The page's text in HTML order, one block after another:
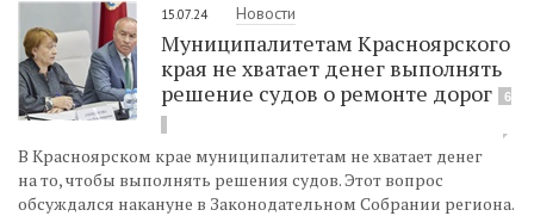
15.07.24 Новости
Муниципалитетам Красноярского
края не хватает денег выполнять
решение судов о ремонте дорог
6
В Красноярском крае муниципалитетам не хватает денег
на то, чтобы выполнять решения судов. Этот вопрос
обсуждался накануне в Законодательном Собрании региона.